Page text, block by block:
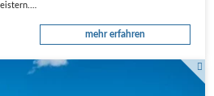
mehr erfahren